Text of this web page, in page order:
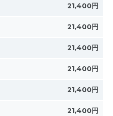
21,400円
21,400円
21,400円
21,400円
21,400円
21,400円